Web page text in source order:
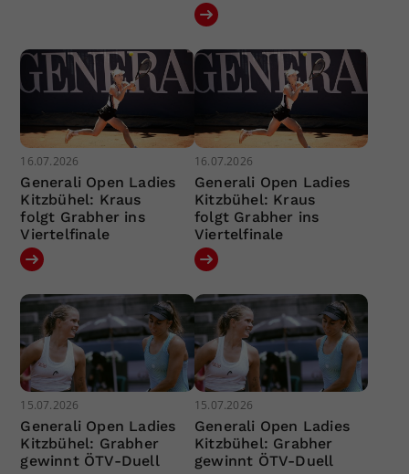
16.07.2026
Generali Open Ladies
Kitzbühel: Kraus
folgt Grabher ins
Viertelfinale
16.07.2026
Generali Open Ladies
Kitzbühel: Kraus
folgt Grabher ins
Viertelfinale
15.07.2026
Generali Open Ladies
Kitzbühel: Grabher
gewinnt ÖTV-Duell
15.07.2026
Generali Open Ladies
Kitzbühel: Grabher
gewinnt ÖTV-Duell